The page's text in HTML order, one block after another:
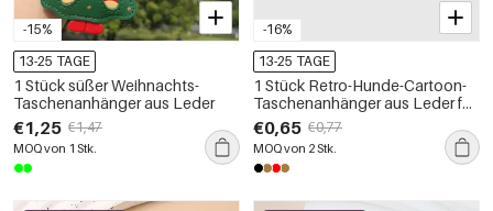
-15%
13-25 TAGE
1 Stück süßer Weihnachts-
Taschenanhänger aus Leder
€1,25 €1,47
MOQ von 1 Stk.
-16%
13-25 TAGE
1 Stück Retro-Hunde-Cartoon-
Taschenanhänger aus Leder für
Damen
€0,65 €0,77
MOQ von 2 Stk.